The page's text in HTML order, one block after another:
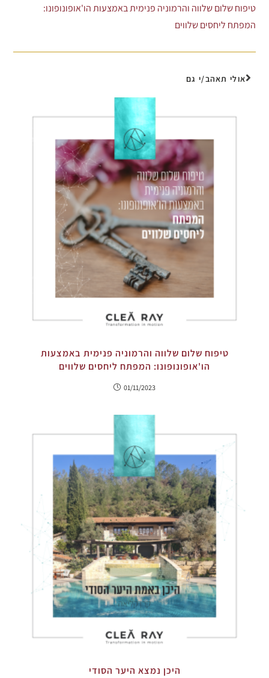
טיפוח שלום שלווה והרמוניה פנימית באמצעות הו'אופונופונו:
המפתח ליחסים שלווים
אולי תאהב/י גם
טיפוח שלום שלווה והרמוניה פנימית באמצעות
הו'אופונופונו: המפתח ליחסים שלווים
01/11/2023
היכן נמצא היער הסודי